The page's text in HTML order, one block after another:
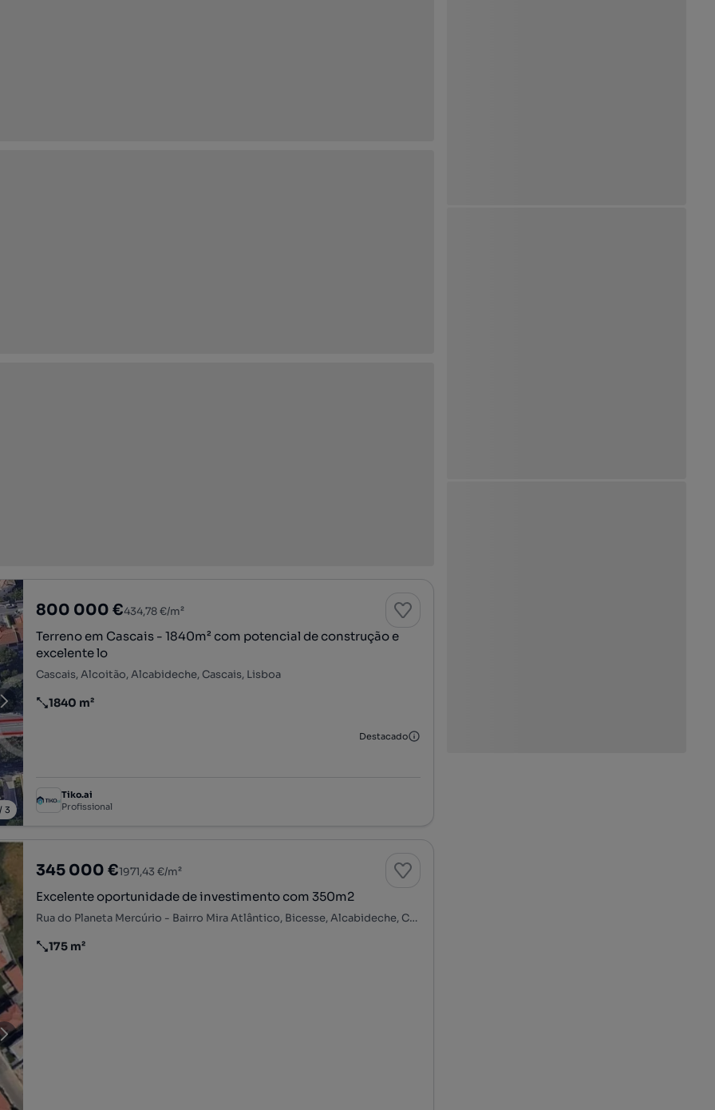
3
800 000 €434,78 €/m²
Terreno em Cascais - 1840m² com potencial de construção e
excelente lo
Cascais, Alcoitão, Alcabideche, Cascais, Lisboa
Preço por metro quadrado
1840 m²
Destacado
Tiko.ai
Profissional
345 000 €1971,43 €/m²
Excelente oportunidade de investimento com 350m2
Rua do Planeta Mercúrio - Bairro Mira Atlântico, Bicesse, Alcabideche, Cascais, Lisboa
Preço por metro quadrado
175 m²